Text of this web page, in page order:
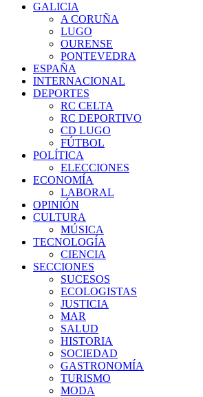
GALICIA
A CORUÑA
LUGO
OURENSE
PONTEVEDRA
ESPAÑA
INTERNACIONAL
DEPORTES
RC CELTA
RC DEPORTIVO
CD LUGO
FÚTBOL
POLÍTICA
ELECCIONES
ECONOMÍA
LABORAL
OPINIÓN
CULTURA
MÚSICA
TECNOLOGÍA
CIENCIA
SECCIONES
SUCESOS
ECOLOGISTAS
JUSTICIA
MAR
SALUD
HISTORIA
SOCIEDAD
GASTRONOMÍA
TURISMO
MODA